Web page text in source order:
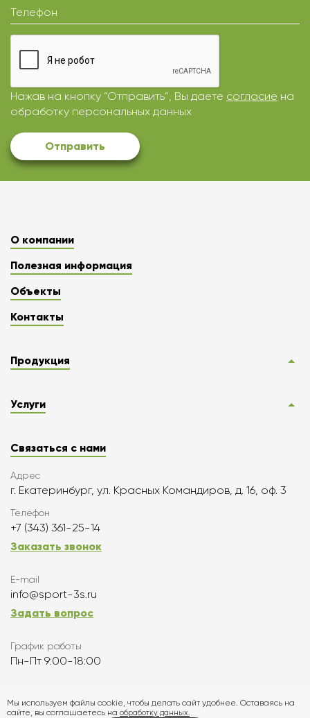
Телефон
Нажав на кнопку “Отправить”, Вы даете согласие на
обработку персональных данных
Отправить
О компании
Полезная информация
Объекты
Контакты
Продукция
Услуги
Связаться с нами
Адрес
г. Екатеринбург, ул. Красных Командиров, д. 16, оф. 3
Телефон
+7 (343) 361-25-14
Заказать звонок
E-mail
info@sport-3s.ru
Задать вопрос
График работы
Пн-Пт 9:00-18:00
Подписаться
Мы используем файлы cookie, чтобы делать сайт удобнее. Оставаясь на
сайте, вы соглашаетесь на обработку данных.